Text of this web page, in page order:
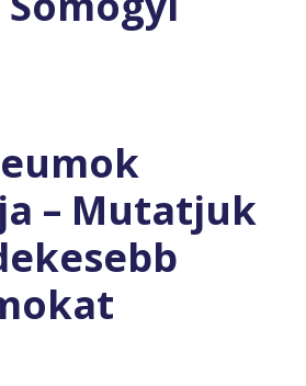
– Mutatjuk